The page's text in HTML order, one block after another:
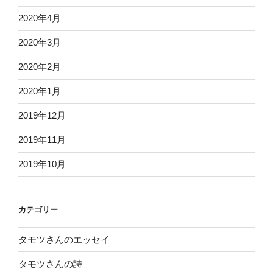
2020年4月
2020年3月
2020年2月
2020年1月
2019年12月
2019年11月
2019年10月
カテゴリー
タモツさんのエッセイ
タモツさんの詩